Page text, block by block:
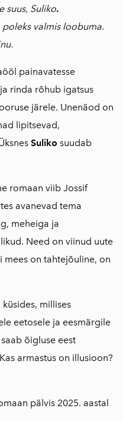
suus, Suliko.
valmis loobuma.
painavatesse
rinda rõhub igatsus
järele. Unenäod on
lipitsevad,
Suliko suudab
romaan viib Jossif
avanevad tema
meheiga ja
Need on viinud uute
mees on tahtejõuline, on
millises
eetosele ja eesmärgile
õigluse eest
armastus on illusioon?
pälvis 2025. aastal